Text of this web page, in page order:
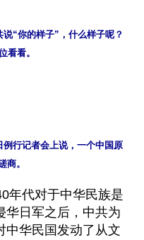
“你的样子”，什么样子呢？
看看。
行记者会上说，一个中国原
商。
年代对于中华民族是
华日军之后，中共为
中华民国发动了从文